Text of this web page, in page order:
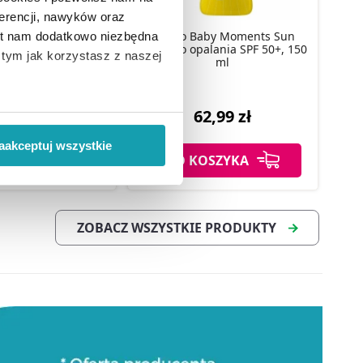
nawyków oraz
dodatkowo niezbędna
tym jak korzystasz z naszej
się zbieranie danych o
wszystkie
Moments Sun
opalaniu, 150 ml
zł
Chicco Baby Moments Sun
Spray do opalania SPF 50+, 150
ml
62,99 zł
DO KOSZYKA
ZOBACZ WSZYSTKIE PRODUKTY